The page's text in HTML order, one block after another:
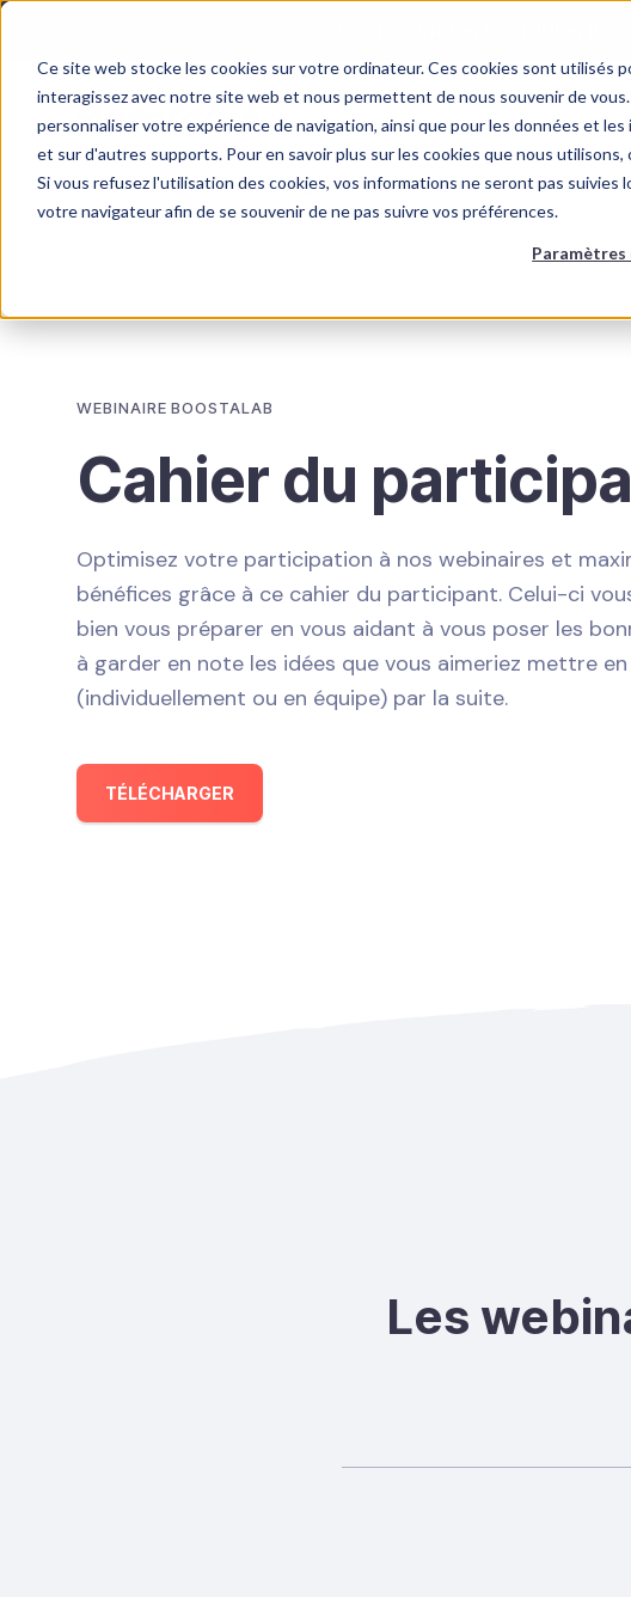
Ce site web stocke les cookies sur votre ordinateur. Ces cookies sont utilisés
interagissez avec notre site web et nous permettent de nous souvenir de
personnaliser votre expérience de navigation, ainsi que pour les données et
et sur d'autres supports. Pour en savoir plus sur les cookies que nous
Si vous refusez l'utilisation des cookies, vos informations ne seront pas
votre navigateur afin de se souvenir de ne pas suivre vos préférences.
Paramètres
FORMATIONS RISQUES PSYCHOSOCIAUX
WEBINAIRE BOOSTALAB
Cahier du
Optimisez votre participation à nos webinaires et
bénéfices grâce à ce cahier du participant. Celui-ci
bien vous préparer en vous aidant à vous poser les
à garder en note les idées que vous aimeriez mettre
(individuellement ou en équipe) par la suite.
TÉLÉCHARGER
Les